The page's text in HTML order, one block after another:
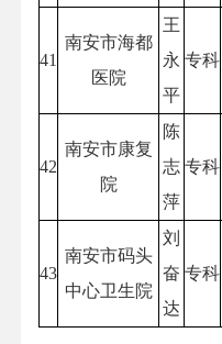
41
南安市海都
医院
王
永
平
专科
42
南安市康复
院
陈
志
萍
专科
43
南安市码头
中心卫生院
刘
奋
达
专科